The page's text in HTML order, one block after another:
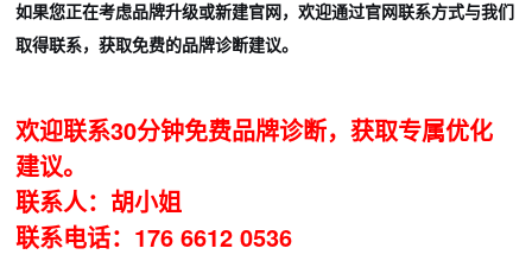
如果您正在考虑品牌升级或新建官网，欢迎通过官网联系方式与我们
取得联系，获取免费的品牌诊断建议。
欢迎联系30分钟免费品牌诊断，获取专属优化
建议。
联系人：胡小姐
联系电话：176 6612 0536